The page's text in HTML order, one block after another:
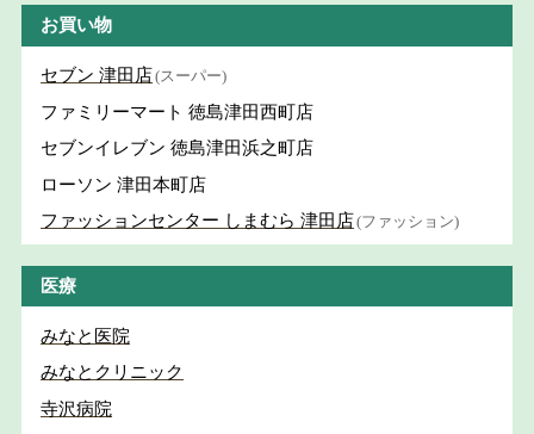
お買い物
セブン 津田店(スーパー)
ファミリーマート 徳島津田西町店
セブンイレブン 徳島津田浜之町店
ローソン 津田本町店
ファッションセンター しまむら 津田店(ファッション)
医療
みなと医院
みなとクリニック
寺沢病院